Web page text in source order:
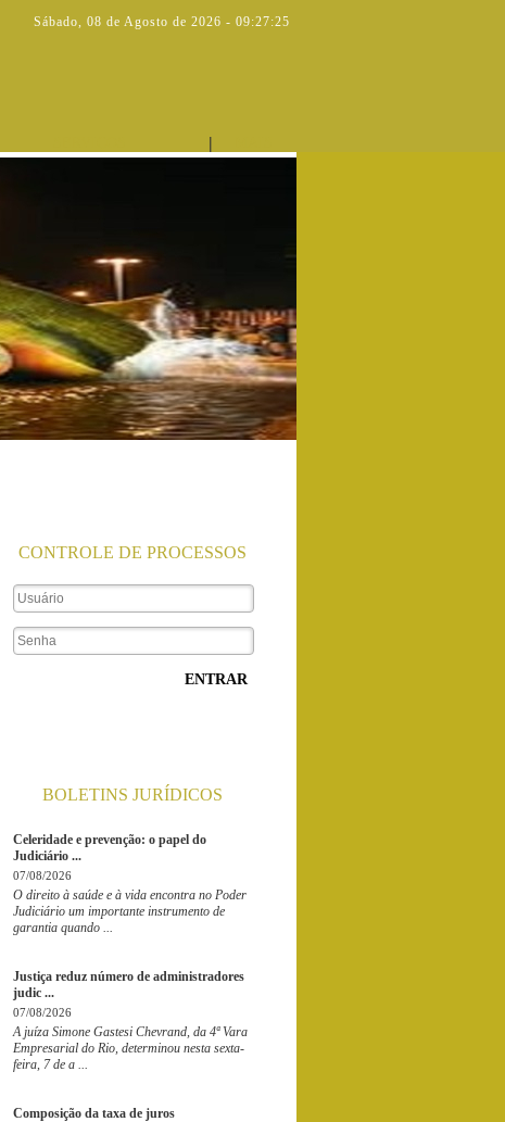
Sábado, 08 de Agosto de 2026 - 09:27:25
|
CONTROLE DE PROCESSOS
ENTRAR
BOLETINS JURÍDICOS
Celeridade e prevenção: o papel do
Judiciário ...
07/08/2026
O direito à saúde e à vida encontra no Poder
Judiciário um importante instrumento de
garantia quando ...
Justiça reduz número de administradores
judic ...
07/08/2026
A juíza Simone Gastesi Chevrand, da 4ª Vara
Empresarial do Rio, determinou nesta sexta-
feira, 7 de a ...
Composição da taxa de juros